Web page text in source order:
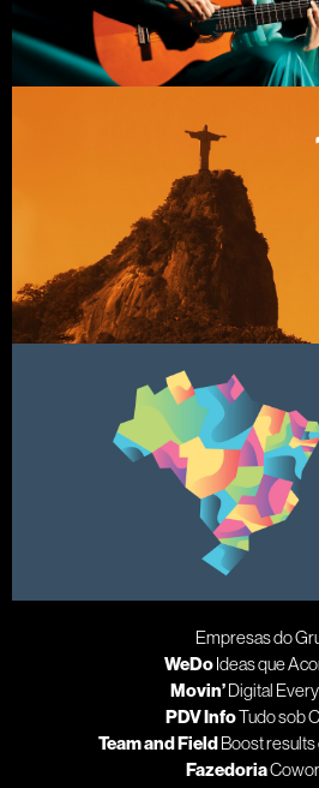
Empresas do
WeDoIdeas que
Movin’Digital
PDV InfoTudo sob
Team and FieldBoost results
Fazedoria